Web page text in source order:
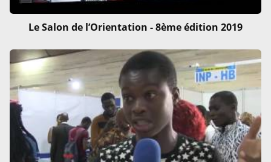
Le Salon de l’Orientation - 8ème édition 2019